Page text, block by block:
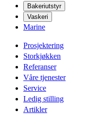
Bakeriutstyr
Vaskeri
Marine
Prosjektering
Storkjøkken
Referanser
Våre tjenester
Service
Ledig stilling
Artikler